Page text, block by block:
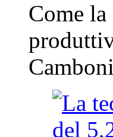
Come